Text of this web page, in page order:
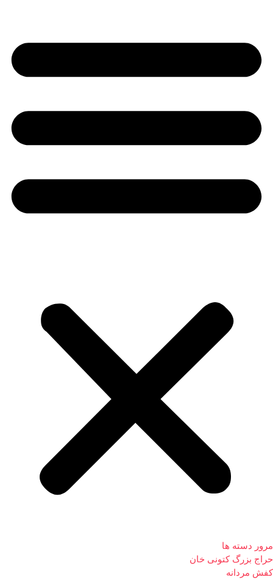
مرور دسته ها
حراج بزرگ کتونی خان
کفش مردانه